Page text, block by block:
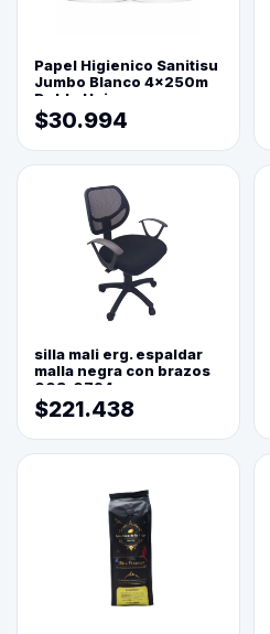
Papel Higienico Sanitisu
Jumbo Blanco 4x250m
Doble Hoja
$30.994
silla mali erg. espaldar
malla negra con brazos
003-0794
$221.438